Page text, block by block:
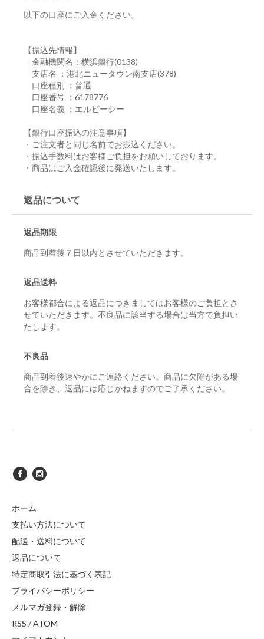
以下の口座にご入金ください。
【振込先情報】
金融機関名：横浜銀行(0138)
支店名 ：港北ニュータウン南支店(378)
口座種別 ：普通
口座番号 ：6178776
口座名義 ：エルビーシー
【銀行口座振込の注意事項】
・ご注文者と同じ名前でお振込ください。
・振込手数料はお客様ご負担をお願いしております。
・商品はご入金確認後に発送いたします。
返品について
返品期限
商品到着後７日以内とさせていただきます。
返品送料
お客様都合による返品につきましてはお客様のご負担とさ
せていただきます。不良品に該当する場合は当方で負担い
たします。
不良品
商品到着後速やかにご連絡ください。商品に欠陥がある場
合を除き、返品には応じかねますのでご了承ください。
ホーム
支払い方法について
配送・送料について
返品について
特定商取引法に基づく表記
プライバシーポリシー
メルマガ登録・解除
RSS /ATOM